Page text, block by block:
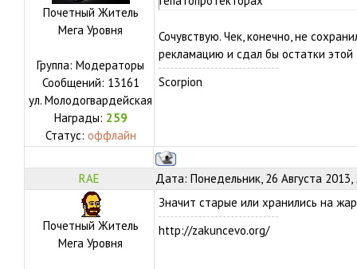
Почетный Житель
Мега Уровня
Группа: Модераторы
Сообщений: 13161
ул. Молодогвардейская
Награды: 259
Статус: оффлайн
Сочувствую. Чек, конечно, не
рекламацию и сдал бы остатки этой
Scorpion
RAE Дата: Понедельник, 26 Августа
Почетный Житель
Мега Уровня
Значит старые или хранились на
http://zakuncevo.org/